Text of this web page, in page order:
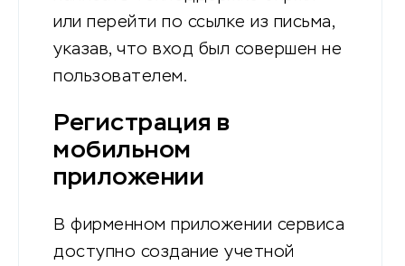
или перейти по ссылке из письма,
указав, что вход был совершен не
пользователем.
Регистрация в
мобильном
приложении
В фирменном приложении сервиса
доступно создание учетной